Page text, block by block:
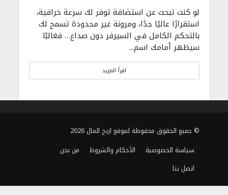
لو كنت تبحث عن استضافة توفر لك سرعة خرافية،
استقرارًا عاليًا جدًا، ومرونة غير محدودة تسمح لك
بالتحكم الكامل في السيرفر دون صداع… فغالبًا
سيظهر أمامك اسم...
اقرأ المزيد
© جميع الحقوق محفوظة لموقع اربح المال 2026
سياسة الخصوصية
الأحكام والشروط
من نحن
اتصل بنا